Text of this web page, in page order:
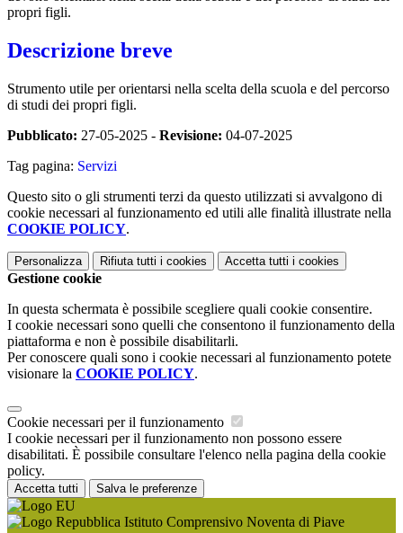
propri figli.
Descrizione breve
Strumento utile per orientarsi nella scelta della scuola e del percorso
di studi dei propri figli.
Pubblicato: 27-05-2025 - Revisione: 04-07-2025
Tag pagina: Servizi
Questo sito o gli strumenti terzi da questo utilizzati si avvalgono di
cookie necessari al funzionamento ed utili alle finalità illustrate nella
COOKIE POLICY.
Personalizza Rifiuta tutti i cookies Accetta tutti i cookies
Gestione cookie
In questa schermata è possibile scegliere quali cookie consentire.
I cookie necessari sono quelli che consentono il funzionamento della
piattaforma e non è possibile disabilitarli.
Per conoscere quali sono i cookie necessari al funzionamento potete
visionare la COOKIE POLICY.
Cookie necessari per il funzionamento
I cookie necessari per il funzionamento non possono essere
disabilitati. È possibile consultare l'elenco nella pagina della cookie
policy.
Accetta tutti Salva le preferenze
Istituto Comprensivo Noventa di Piave